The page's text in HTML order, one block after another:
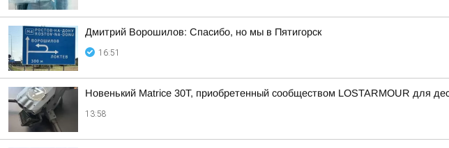
Дмитрий Ворошилов: Спасибо, но мы в Пятигорск
16:51
Новенький Matrice 30T, приобретенный сообществом LOSTARMOUR для
13:58